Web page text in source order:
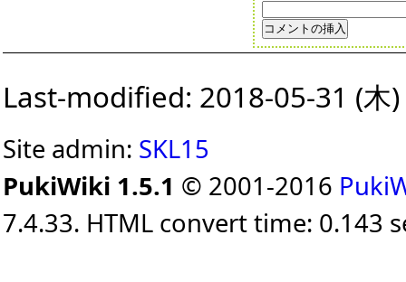
Last-modified: 2018-05-31 (木
Site admin: SKL15
PukiWiki 1.5.1 © 2001-2016
7.4.33. HTML convert time: 0.143